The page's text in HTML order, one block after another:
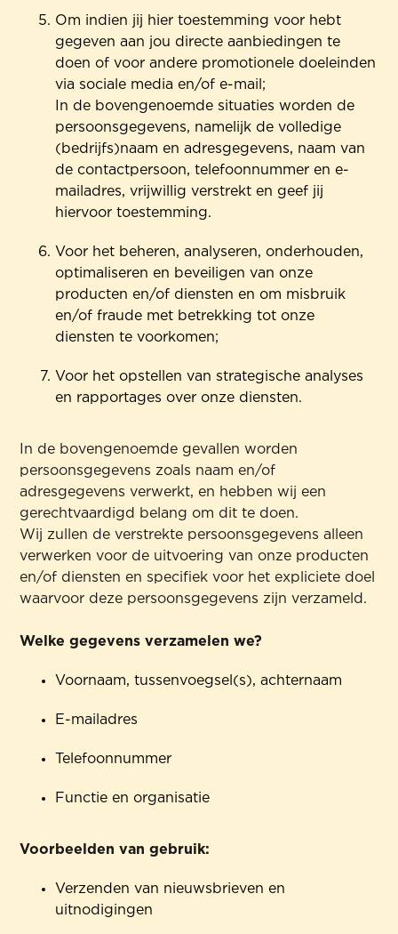
Om indien jij hier toestemming voor hebt
gegeven aan jou directe aanbiedingen te
doen of voor andere promotionele doeleinden
via sociale media en/of e-mail;
In de bovengenoemde situaties worden de
persoonsgegevens, namelijk de volledige
(bedrijfs)naam en adresgegevens, naam van
de contactpersoon, telefoonnummer en e-
mailadres, vrijwillig verstrekt en geef jij
hiervoor toestemming.
Voor het beheren, analyseren, onderhouden,
optimaliseren en beveiligen van onze
producten en/of diensten en om misbruik
en/of fraude met betrekking tot onze
diensten te voorkomen;
Voor het opstellen van strategische analyses
en rapportages over onze diensten.
In de bovengenoemde gevallen worden
persoonsgegevens zoals naam en/of
adresgegevens verwerkt, en hebben wij een
gerechtvaardigd belang om dit te doen.
Wij zullen de verstrekte persoonsgegevens alleen
verwerken voor de uitvoering van onze producten
en/of diensten en specifiek voor het expliciete doel
waarvoor deze persoonsgegevens zijn verzameld.
Welke gegevens verzamelen we?
Voornaam, tussenvoegsel(s), achternaam
E-mailadres
Telefoonnummer
Functie en organisatie
Voorbeelden van gebruik:
Verzenden van nieuwsbrieven en
uitnodigingen